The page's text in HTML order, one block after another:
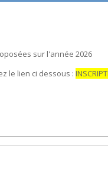
sur l'année 2026
le lien ci dessous :